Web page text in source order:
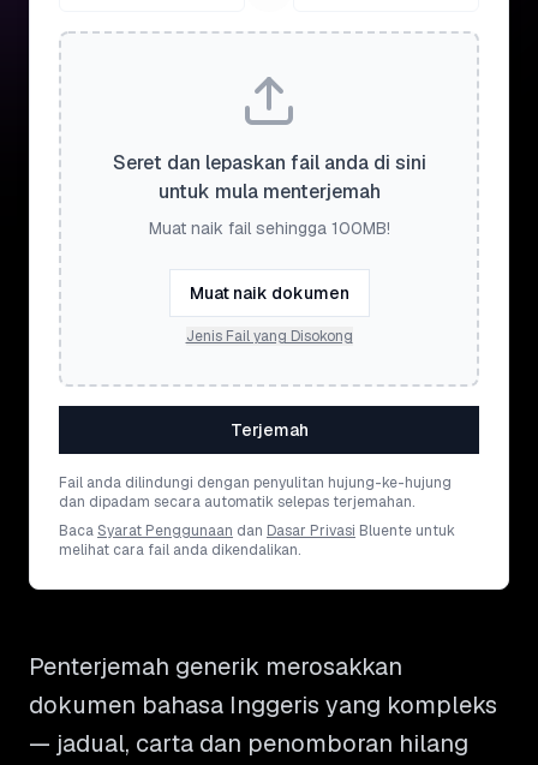
Seret dan lepaskan fail anda di sini
untuk mula menterjemah
Muat naik fail sehingga 100MB!
Muat naik dokumen
Jenis Fail yang Disokong
Terjemah
Fail anda dilindungi dengan penyulitan hujung-ke-hujung
dan dipadam secara automatik selepas terjemahan.
BacaSyarat Penggunaan dan Dasar Privasi Bluente untuk
melihat cara fail anda dikendalikan.
Penterjemah generik merosakkan
dokumen bahasa Inggeris yang kompleks
— jadual, carta dan penomboran hilang